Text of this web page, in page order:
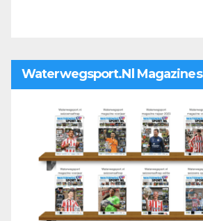
Waterwegsport.nl Magazines